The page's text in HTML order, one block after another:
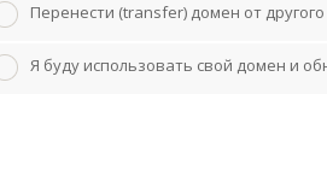
Перенести (transfer) домен от
Я буду использовать свой домен и